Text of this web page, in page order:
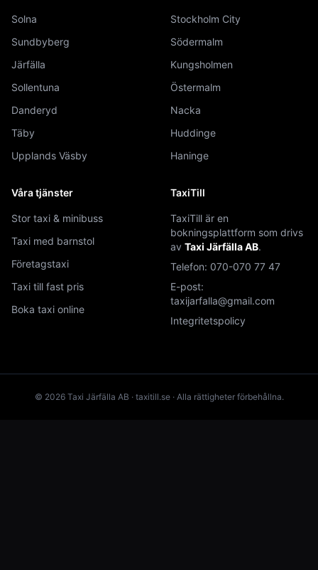
Solna
Sundbyberg
Järfälla
Sollentuna
Danderyd
Täby
Upplands Väsby
Stockholm City
Södermalm
Kungsholmen
Östermalm
Nacka
Huddinge
Haninge
Våra tjänster
Stor taxi & minibuss
Taxi med barnstol
Företagstaxi
Taxi till fast pris
Boka taxi online
TaxiTill
TaxiTill är en
bokningsplattform som drivs
av Taxi Järfälla AB.
Telefon: 070-070 77 47
E-post:
taxijarfalla@gmail.com
Integritetspolicy
© 2026 Taxi Järfälla AB · taxitill.se · Alla rättigheter förbehållna.